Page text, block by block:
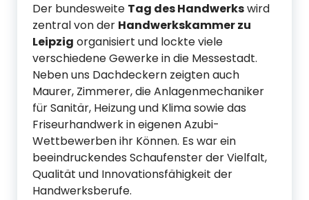
Der bundesweite Tag des Handwerkswird
zentral von der Handwerkskammer zu
Leipzig organisiert und lockte viele
verschiedene Gewerke in die Messestadt.
Neben uns Dachdeckern zeigten auch
Maurer, Zimmerer, die Anlagenmechaniker
für Sanitär, Heizung und Klima sowie das
Friseurhandwerk in eigenen Azubi-
Wettbewerben ihr Können. Es war ein
beeindruckendes Schaufenster der Vielfalt,
Qualität und Innovationsfähigkeit der
Handwerksberufe.